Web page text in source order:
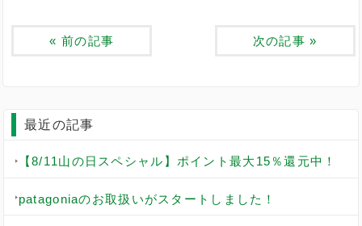
« 前の記事 次の記事 »
最近の記事
【8/11山の日スペシャル】ポイント最大15％還元中！
patagoniaのお取扱いがスタートしました！